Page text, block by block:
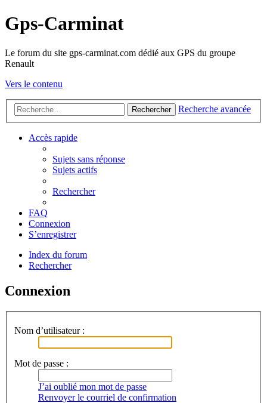
Gps-Carminat
Le forum du site gps-carminat.com dédié aux GPS du groupe
Renault
Vers le contenu
Rechercher Recherche avancée
Accès rapide
Sujets sans réponse
Sujets actifs
Rechercher
FAQ
Connexion
S’enregistrer
Index du forum
Rechercher
Connexion
Nom d’utilisateur :
Mot de passe :
J’ai oublié mon mot de passe
Renvoyer le courriel de confirmation